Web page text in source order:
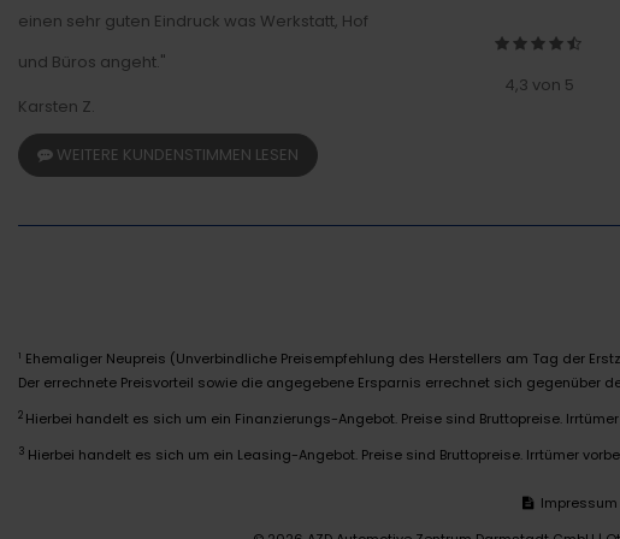
einen sehr guten Eindruck was Werkstatt, Hof
und Büros angeht."
Karsten Z.
WEITERE KUNDENSTIMMEN LESEN
4,3 von 5
1 Ehemaliger Neupreis (Unverbindliche Preisempfehlung des Herstellers am Tag der
Der errechnete Preisvorteil sowie die angegebene Ersparnis errechnet sich
2 Hierbei handelt es sich um ein Finanzierungs-Angebot. Preise sind Bruttopreise.
3 Hierbei handelt es sich um ein Leasing-Angebot. Preise sind Bruttopreise. Irrtümer
Impressum